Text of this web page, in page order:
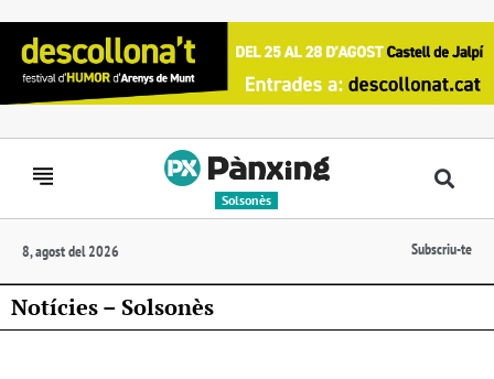
Solsonès
8, agost del 2026 Subscriu-te
Notícies – Solsonès